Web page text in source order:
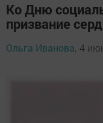
Ко Дню
призвание
Ольга Иванова, 4